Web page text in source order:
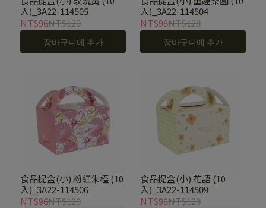
入)_3A22-114505
NT$96NT$120
장바구니에 추가
入)_3A22-114504
NT$96NT$120
장바구니에 추가
食品提盒(小) 粉紅朱槿 (10
入)_3A22-114506
NT$96NT$120
食品提盒(小) 花語 (10
入)_3A22-114509
NT$96NT$120